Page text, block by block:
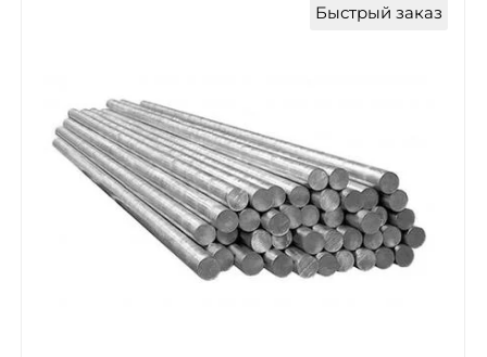
Быстрый заказ